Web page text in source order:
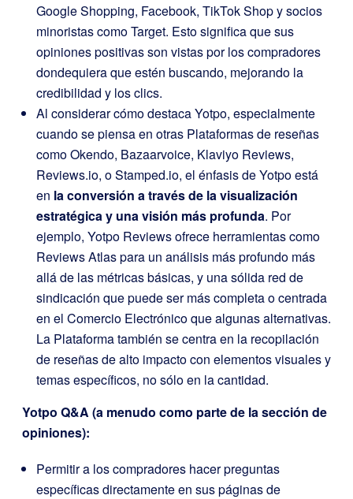
Google Shopping, Facebook, TikTok Shop y socios
minoristas como Target. Esto significa que sus
opiniones positivas son vistas por los compradores
dondequiera que estén buscando, mejorando la
credibilidad y los clics.
Al considerar cómo destaca Yotpo, especialmente
cuando se piensa en otras Plataformas de reseñas
como Okendo, Bazaarvoice, Klaviyo Reviews,
Reviews.io, o Stamped.io, el énfasis de Yotpo está
en la conversión a través de la visualización
estratégica y una visión más profunda. Por
ejemplo, Yotpo Reviews ofrece herramientas como
Reviews Atlas para un análisis más profundo más
allá de las métricas básicas, y una sólida red de
sindicación que puede ser más completa o centrada
en el Comercio Electrónico que algunas alternativas.
La Plataforma también se centra en la recopilación
de reseñas de alto impacto con elementos visuales y
temas específicos, no sólo en la cantidad.
Yotpo Q&A (a menudo como parte de la sección de
opiniones):
Permitir a los compradores hacer preguntas
específicas directamente en sus páginas de